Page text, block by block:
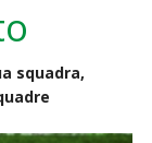
squadra,